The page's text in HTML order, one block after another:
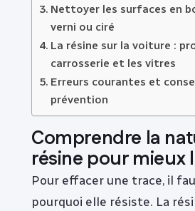
Nettoyer les surfaces en
verni ou ciré
La résine sur la voiture :
carrosserie et les vitres
Erreurs courantes et
prévention
Comprendre la
résine pour mieux
Pour effacer une trace, il
pourquoi elle résiste. La